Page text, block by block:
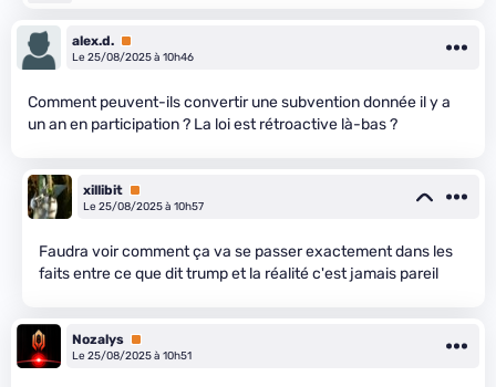
alex.d. Premium
Le 25/08/2025 à 10h46
Comment peuvent-ils convertir une subvention donnée il y a
un an en participation ? La loi est rétroactive là-bas ?
xillibit Premium
Le 25/08/2025 à 10h57
Faudra voir comment ça va se passer exactement dans les
faits entre ce que dit trump et la réalité c'est jamais pareil
Nozalys Premium
Le 25/08/2025 à 10h51